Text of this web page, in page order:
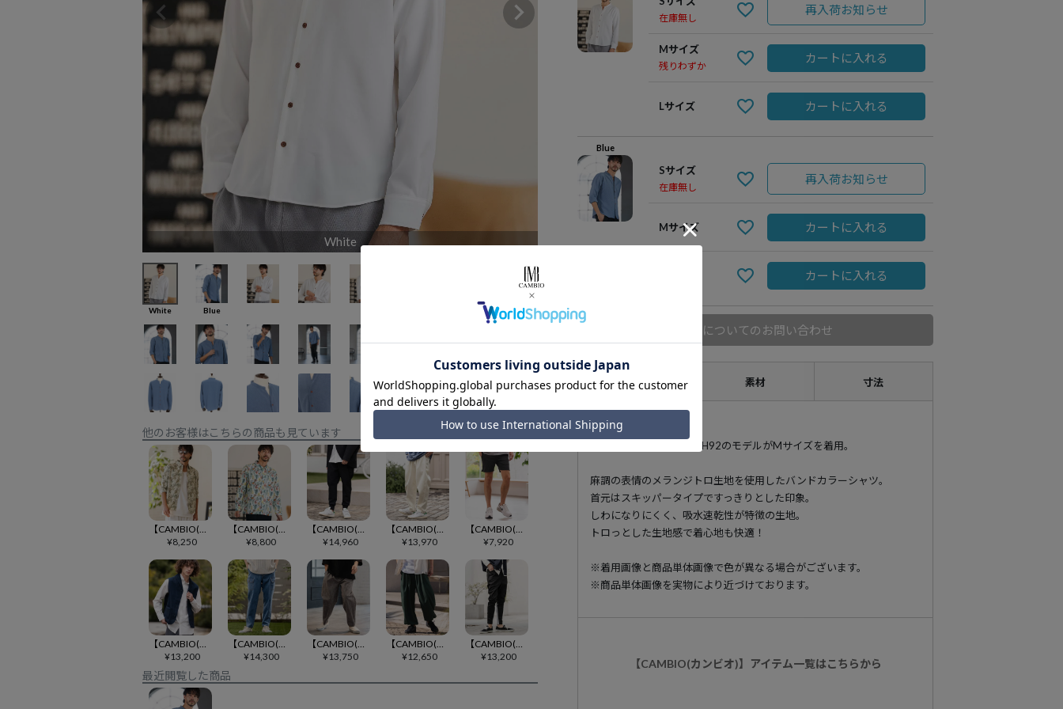
White
White Blue
他のお客様はこちらの商品も見ています
¥8,250
¥8,800
¥14,960
¥13,970
¥7,920
¥13,200
¥14,300
¥13,750
¥12,650
¥13,200
最近閲覧した商品
在庫無し
再入荷お知らせ
Mサイズ
残りわずか
カートに入れる
Lサイズ カートに入れる
Blue
Sサイズ
在庫無し
再入荷お知らせ
Mサイズ カートに入れる
カートに入れる
商品についてのお問い合わせ
アイテム説明 素材 寸法
182cm B93cm-W75cm-H92のモデルがMサイズを着用。
麻調の表情のメランジトロ生地を使用したバンドカラーシャツ。
首元はスキッパータイプですっきりとした印象。
しわになりにくく、吸水速乾性が特徴の生地。
トロっとした生地感で着心地も快適！
※着用画像と商品単体画像で色が異なる場合がございます。
※商品単体画像を実物により近づけております。
【CAMBIO(カンビオ)】アイテム一覧はこちらから